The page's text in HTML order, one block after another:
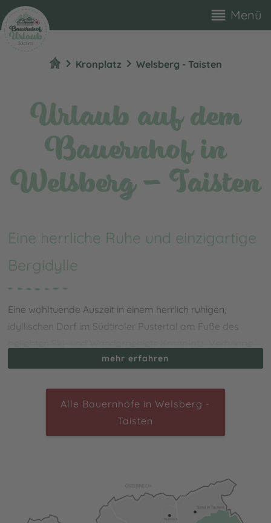
reorder Menü
chevron_right Kronplatz chevron_right Welsberg - Taisten
Urlaub auf dem
Bauernhof in
Welsberg - Taisten
Eine herrliche Ruhe und einzigartige
Bergidylle
Eine wohltuende Auszeit in einem herrlich ruhigen,
idyllischen Dorf im Südtiroler Pustertal am Fuße des
Urlaub auf dem Bauernhof in Welsberg -
Küche mit unzähligen Spezialitäten hautnah mit.
Unternimm herrliche Wandertouren und Ausflüge,
Historisch Interessierte erwartet außerdem das prächtige
Schloss Welsberg, welches aus dem 12. Jahrhundert
stammt und seine Besucher zu jeder Jahreszeit mit
mehr erfahren
Alle Bauernhöfe in Welsberg -
Taisten